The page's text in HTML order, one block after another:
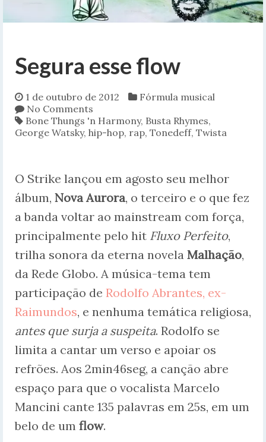
Segura esse flow
1 de outubro de 2012
Fórmula musical
No Comments
Bone Thungs 'n Harmony, Busta Rhymes,
George Watsky, hip-hop, rap, Tonedeff, Twista
O Strike lançou em agosto seu melhor
álbum, Nova Aurora, o terceiro e o que fez
a banda voltar ao mainstream com força,
principalmente pelo hit Fluxo Perfeito,
trilha sonora da eterna novela Malhação,
da Rede Globo. A música-tema tem
participação de Rodolfo Abrantes, ex-
Raimundos, e nenhuma temática religiosa,
antes que surja a suspeita. Rodolfo se
limita a cantar um verso e apoiar os
refrões. Aos 2min46seg, a canção abre
espaço para que o vocalista Marcelo
Mancini cante 135 palavras em 25s, em um
belo de um flow.